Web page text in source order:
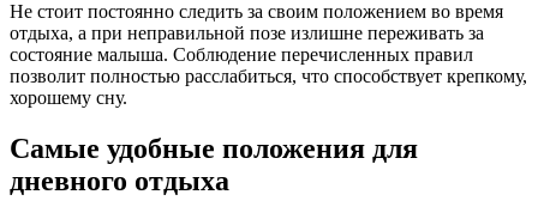
Не стоит постоянно следить за своим положением во время
отдыха, а при неправильной позе излишне переживать за
состояние малыша. Соблюдение перечисленных правил
позволит полностью расслабиться, что способствует крепкому,
хорошему сну.
Самые удобные положения для
дневного отдыха